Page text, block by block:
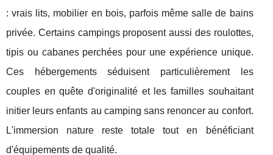
: vrais lits, mobilier en bois, parfois même salle de bains
privée. Certains campings proposent aussi des roulottes,
tipis ou cabanes perchées pour une expérience unique.
Ces hébergements séduisent particulièrement les
couples en quête d'originalité et les familles souhaitant
initier leurs enfants au camping sans renoncer au confort.
L'immersion nature reste totale tout en bénéficiant
d'équipements de qualité.